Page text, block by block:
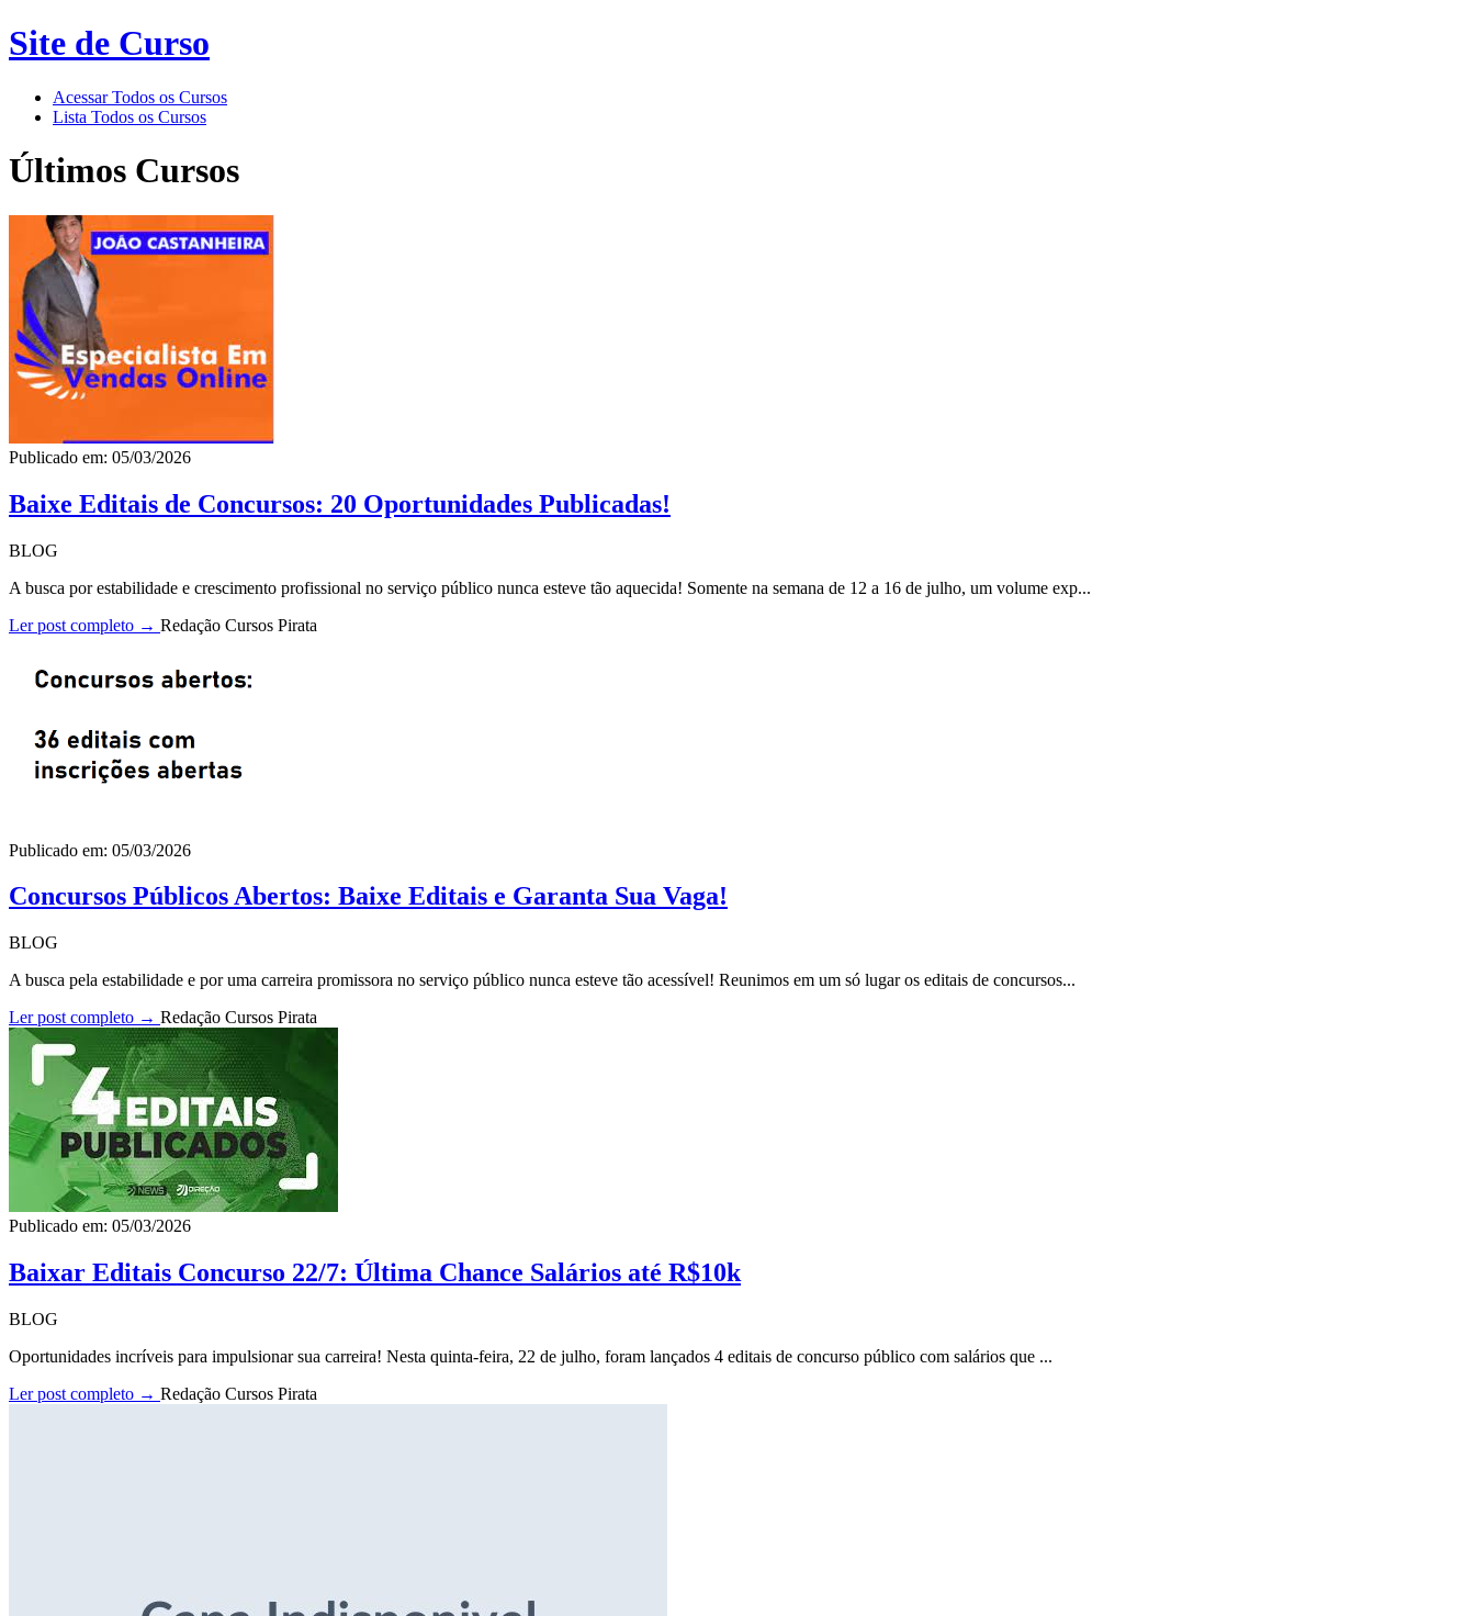
Site de Curso
Acessar Todos os Cursos
Lista Todos os Cursos
Últimos Cursos
Publicado em: 05/03/2026
Baixe Editais de Concursos: 20 Oportunidades Publicadas!
BLOG
A busca por estabilidade e crescimento profissional no serviço público nunca esteve tão aquecida! Somente na semana de 12 a 16 de julho, um volume exp...
Ler post completo → Redação Cursos Pirata
Publicado em: 05/03/2026
Concursos Públicos Abertos: Baixe Editais e Garanta Sua Vaga!
BLOG
A busca pela estabilidade e por uma carreira promissora no serviço público nunca esteve tão acessível! Reunimos em um só lugar os editais de concursos...
Ler post completo → Redação Cursos Pirata
Publicado em: 05/03/2026
Baixar Editais Concurso 22/7: Última Chance Salários até R$10k
BLOG
Oportunidades incríveis para impulsionar sua carreira! Nesta quinta-feira, 22 de julho, foram lançados 4 editais de concurso público com salários que ...
Ler post completo → Redação Cursos Pirata